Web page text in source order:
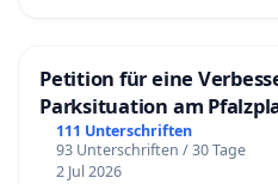
Petition für eine
Parksituation am
111 Unterschriften
93 Unterschriften / 30 Tage
2 Jul 2026